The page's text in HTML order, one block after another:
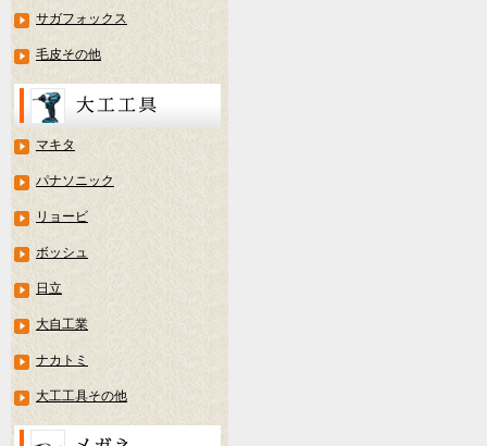
サガフォックス
毛皮その他
マキタ
パナソニック
リョービ
ボッシュ
日立
大自工業
ナカトミ
大工工具その他